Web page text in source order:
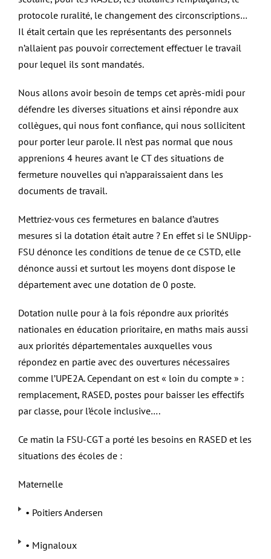
protocole ruralité, le changement des circonscriptions…
Il était certain que les représentants des personnels
n’allaient pas pouvoir correctement effectuer le travail
pour lequel ils sont mandatés.
Nous allons avoir besoin de temps cet après-midi pour
défendre les diverses situations et ainsi répondre aux
collègues, qui nous font confiance, qui nous sollicitent
pour porter leur parole. Il n’est pas normal que nous
apprenions 4 heures avant le CT des situations de
fermeture nouvelles qui n’apparaissaient dans les
documents de travail.
Mettriez-vous ces fermetures en balance d’autres
mesures si la dotation était autre ? En effet si le SNUipp-
FSU dénonce les conditions de tenue de ce CSTD, elle
dénonce aussi et surtout les moyens dont dispose le
département avec une dotation de 0 poste.
Dotation nulle pour à la fois répondre aux priorités
nationales en éducation prioritaire, en maths mais aussi
aux priorités départementales auxquelles vous
répondez en partie avec des ouvertures nécessaires
comme l’UPE2A. Cependant on est « loin du compte » :
remplacement, RASED, postes pour baisser les effectifs
par classe, pour l’école inclusive….
Ce matin la FSU-CGT a porté les besoins en RASED et les
situations des écoles de :
Maternelle
• Poitiers Andersen
• Mignaloux